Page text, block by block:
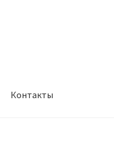
Контакты